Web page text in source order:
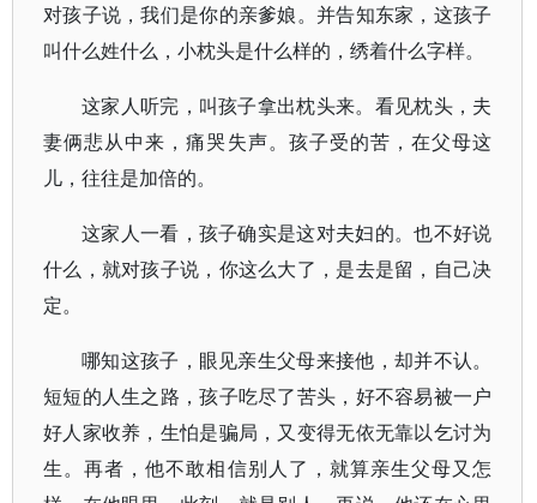
对孩子说，我们是你的亲爹娘。并告知东家，这孩子
叫什么姓什么，小枕头是什么样的，绣着什么字样。
这家人听完，叫孩子拿出枕头来。看见枕头，夫
妻俩悲从中来，痛哭失声。孩子受的苦，在父母这
儿，往往是加倍的。
这家人一看，孩子确实是这对夫妇的。也不好说
什么，就对孩子说，你这么大了，是去是留，自己决
定。
哪知这孩子，眼见亲生父母来接他，却并不认。
短短的人生之路，孩子吃尽了苦头，好不容易被一户
好人家收养，生怕是骗局，又变得无依无靠以乞讨为
生。再者，他不敢相信别人了，就算亲生父母又怎